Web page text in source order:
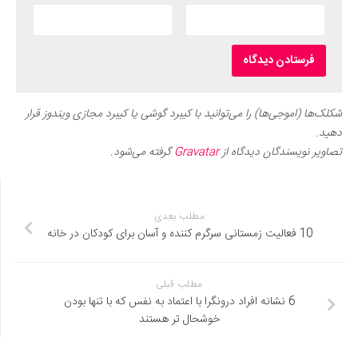
شکلک‌ها (اموجی‌ها) را می‌توانید با کیبرد گوشی یا کیبرد مجازی ویندوز قرار
دهید.
تصاویر نویسندگان دیدگاه ازGravatarگرفته می‌شود.
مطلب بعدی
10 فعالیت زمستانی سرگرم کننده و آسان برای کودکان در خانه
مطلب قبلی
6 نشانه افراد درونگرا با اعتماد به نفس که با تنها بودن
خوشحال تر هستند